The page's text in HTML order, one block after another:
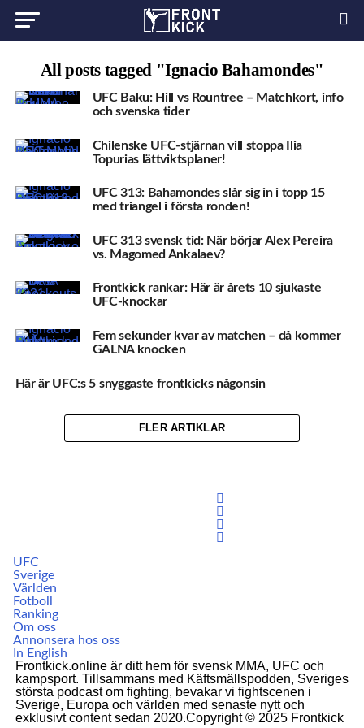
All posts tagged "Ignacio Bahamondes"
UFC Baku: Hill vs Rountree – Matchkort, info
och svenska tider
Chilenske UFC-stjärnan vill stoppa Ilia
Topurias lättviktsplaner!
UFC 313: Bahamondes slår sig in i topp 15
med triangel i första ronden!
UFC 313 svensk tid: När börjar Alex Pereira
vs. Magomed Ankalaev?
Frontkick rankar: Här är årets 10 sjukaste
UFC-knockar
Fem sekunder kvar av matchen – då kommer
GALNA knocken
Här är UFC:s 5 snyggaste frontkicks någonsin
FLER ARTIKLAR
UFC
Sverige
Världen
Fotboll
Ranking
Om oss
Annonsera hos oss
In English
Frontkick.online är ditt hem för svensk MMA, UFC och
kampsport. Tillsammans med Käftsmällspodden, Sveriges
största podcast om fighting, bevakar vi fightscenen i
Sverige, Europa och världen med senaste nytt och
exklusivt content sedan 2020.Copyright © 2025 Frontkick